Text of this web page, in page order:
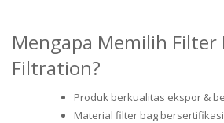
Mengapa Memilih Filter
Filtration?
Produk berkualitas ekspor &
Material filter bag